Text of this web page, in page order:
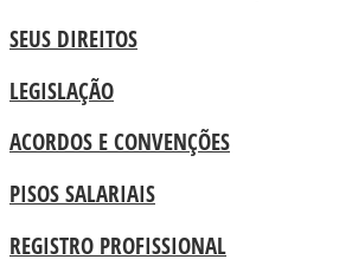
SEUS DIREITOS
LEGISLAÇÃO
ACORDOS E CONVENÇÕES
PISOS SALARIAIS
REGISTRO PROFISSIONAL